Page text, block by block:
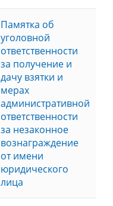
Памятка об
уголовной
ответственности
за получение и
дачу взятки и
мерах
административной
ответственности
за незаконное
вознаграждение
от имени
юридического
лица